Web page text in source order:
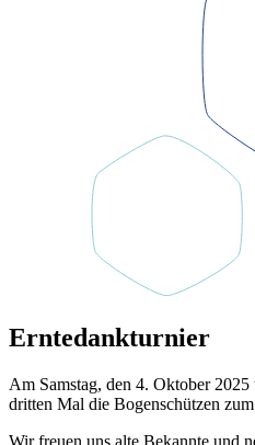
Erntedankturnier
Am Samstag, den 4. Oktober
dritten Mal die Bogenschützen
Wir freuen uns alte Bekannte und